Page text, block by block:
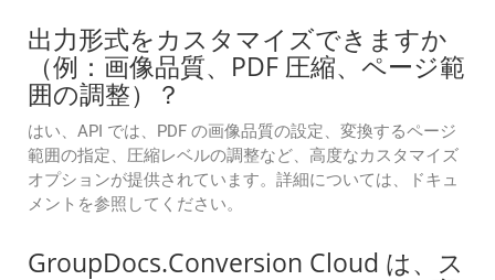
出力形式をカスタマイズできますか
（例：画像品質、PDF 圧縮、ページ範
囲の調整）？
はい、API では、PDF の画像品質の設定、変換するページ
範囲の指定、圧縮レベルの調整など、高度なカスタマイズ
オプションが提供されています。詳細については、ドキュ
メントを参照してください。
GroupDocs.Conversion Cloud は、ス